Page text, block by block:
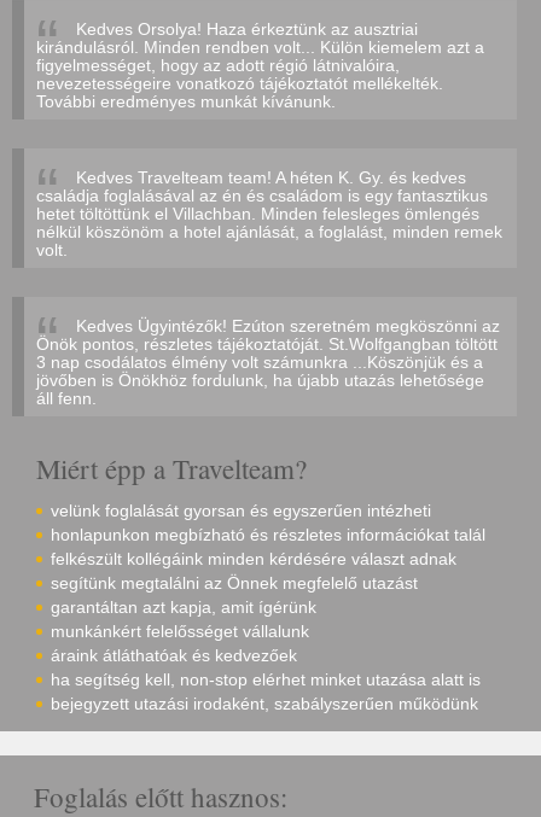
Kedves Orsolya! Haza érkeztünk az ausztriai
kirándulásról. Minden rendben volt... Külön kiemelem azt a
figyelmességet, hogy az adott régió látnivalóira,
nevezetességeire vonatkozó tájékoztatót mellékelték.
További eredményes munkát kívánunk.
Kedves Travelteam team! A héten K. Gy. és kedves
családja foglalásával az én és családom is egy fantasztikus
hetet töltöttünk el Villachban. Minden felesleges ömlengés
nélkül köszönöm a hotel ajánlását, a foglalást, minden remek
volt.
Kedves Ügyintézők! Ezúton szeretném megköszönni az
Önök pontos, részletes tájékoztatóját. St.Wolfgangban töltött
3 nap csodálatos élmény volt számunkra ...Köszönjük és a
jövőben is Önökhöz fordulunk, ha újabb utazás lehetősége
áll fenn.
Miért épp a Travelteam?
velünk foglalását gyorsan és egyszerűen intézheti
honlapunkon megbízható és részletes információkat talál
felkészült kollégáink minden kérdésére választ adnak
segítünk megtalálni az Önnek megfelelő utazást
garantáltan azt kapja, amit ígérünk
munkánkért felelősséget vállalunk
áraink átláthatóak és kedvezőek
ha segítség kell, non-stop elérhet minket utazása alatt is
bejegyzett utazási irodaként, szabályszerűen működünk
Foglalás előtt hasznos: